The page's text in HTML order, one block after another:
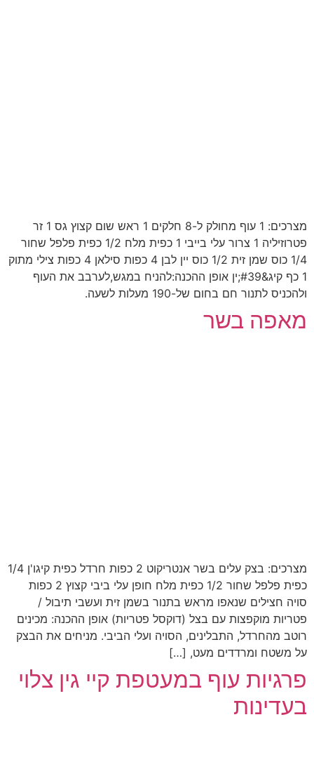
מצרכים: 1 עוף מחולק ל-8 חלקים 1 ראש שום קצוץ גס 1 זר
פטרוזיליה 1 צרור עלי בייבי 1 כפית מלח 1/2 כפית פלפל שחור
1/4 כוס שמן זית 1/2 כוס יין לבן 4 כפות סילאן 4 כפות צילי מתוק
1 כף קיג&#39;ין אופן ההכנה:להניח במגש,לערבב את העוף
ולהכניס לתנור חם בחום של-190 מעלות לשעה.
מאפה בשר
מצרכים: בצק עלים בשר אנטריקוט 2 כפות חרדל כפית קיגו'ן 1/4
כפית פלפל שחור 1/2 כפית מלח חופן עלי ביבי קצוץ 2 כפות
סויה חצילים שנאפו מראש בתנור בשמן זית ועשבי תיבול /
פטריות מוקפצות עם בצל (דוקסל פטריות) אופן ההכנה: מכינים
רוטב מהחרדל, התבלינים, הסויה ועלי הביבי. מניחים את הבצק
על משטח ומרדדים מעט, […]
פרגיות עוף במעטפת קיי גין צלוי
בעדינות